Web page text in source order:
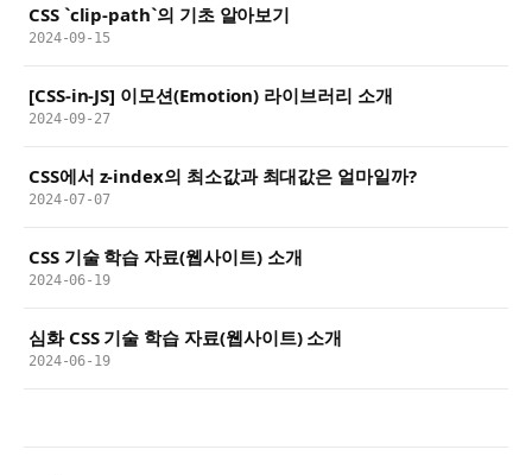
CSS `clip-path`의 기초 알아보기
2024-09-15
[CSS-in-JS] 이모션(Emotion) 라이브러리 소개
2024-09-27
CSS에서 z-index의 최소값과 최대값은 얼마일까?
2024-07-07
CSS 기술 학습 자료(웹사이트) 소개
2024-06-19
심화 CSS 기술 학습 자료(웹사이트) 소개
2024-06-19